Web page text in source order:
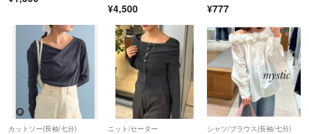
¥4,500 ¥777
カットソー(長袖/七分) ニット/セーター シャツ/ブラウス(長袖/七分)